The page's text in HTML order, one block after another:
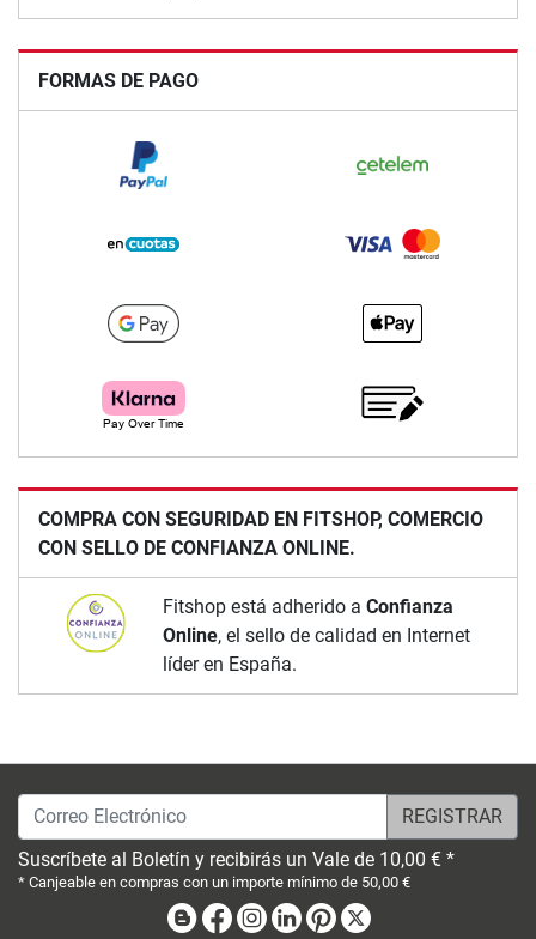
FORMAS DE PAGO
COMPRA CON SEGURIDAD EN FITSHOP, COMERCIO
CON SELLO DE CONFIANZA ONLINE.
Fitshop está adherido a Confianza
Online, el sello de calidad en Internet
líder en España.
Correo Electrónico
Suscríbete al Boletín y recibirás un Vale de 10,00 € *
* Canjeable en compras con un importe mínimo de 50,00 €
BlogFacebook
Instagram
LinkedinPinterest